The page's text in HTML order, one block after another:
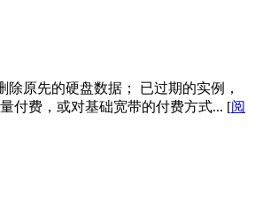
原先的硬盘数据； 已过期的实例，
付费，或对基础宽带的付费方式... [阅